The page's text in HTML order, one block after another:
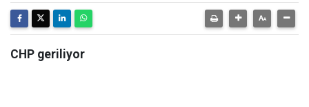
CHP geriliyor